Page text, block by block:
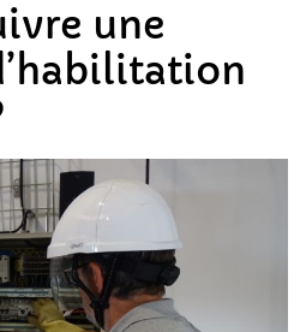
une